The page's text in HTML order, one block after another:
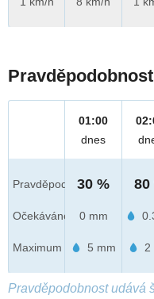
Pravděpod.
Očekáváno
Maximum
01:00
dnes
30 %
0 mm
5 mm
80
2
Pravděpodobnost udává